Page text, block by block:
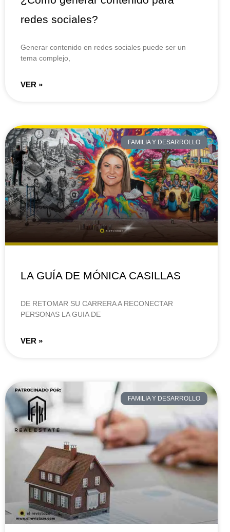
redes sociales?
Generar contenido en redes sociales puede ser un
tema complejo,
VER »
FAMILIA Y DESARROLLO
LA GUÍA DE MÓNICA CASILLAS
DE RETOMAR SU CARRERA A RECONECTAR
PERSONAS LA GUIA DE
VER »
FAMILIA Y DESARROLLO